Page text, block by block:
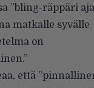
”bling-räppäri
matkalle syvälle
on
että